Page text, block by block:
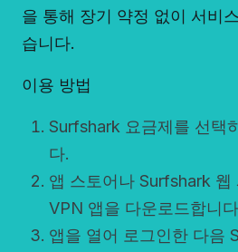
을 통해 장기 약정 없이 서비
습니다.
이용 방법
Surfshark 요금제를 선택
다.
앱 스토어나 Surfshark 웹
VPN 앱을 다운로드합니
앱을 열어 로그인한 다음